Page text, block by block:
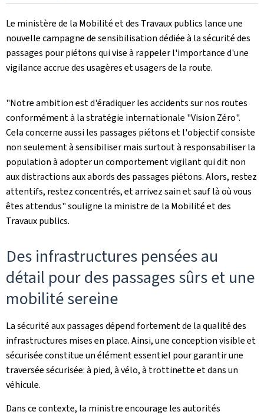
Le ministère de la Mobilité et des Travaux publics lance une
nouvelle campagne de sensibilisation dédiée à la sécurité des
passages pour piétons qui vise à rappeler l'importance d'une
vigilance accrue des usagères et usagers de la route.
"Notre ambition est d'éradiquer les accidents sur nos routes
conformément à la stratégie internationale "Vision Zéro".
Cela concerne aussi les passages piétons et l'objectif consiste
non seulement à sensibiliser mais surtout à responsabiliser la
population à adopter un comportement vigilant qui dit non
aux distractions aux abords des passages piétons. Alors, restez
attentifs, restez concentrés, et arrivez sain et sauf là où vous
êtes attendus" souligne la ministre de la Mobilité et des
Travaux publics.
Des infrastructures pensées au
détail pour des passages sûrs et une
mobilité sereine
La sécurité aux passages dépend fortement de la qualité des
infrastructures mises en place. Ainsi, une conception visible et
sécurisée constitue un élément essentiel pour garantir une
traversée sécurisée: à pied, à vélo, à trottinette et dans un
véhicule.
Dans ce contexte, la ministre encourage les autorités